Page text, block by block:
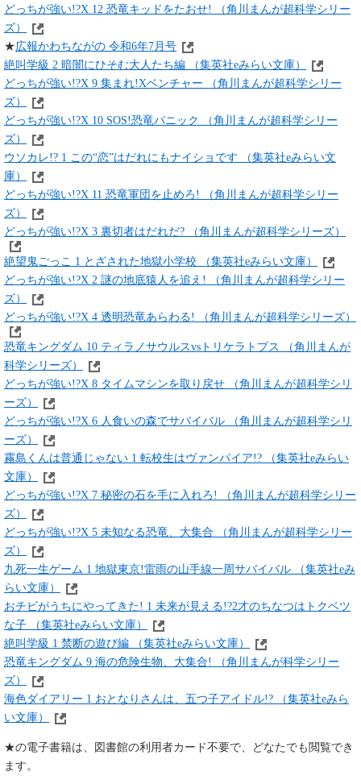
どっちが強い!?X 12 恐竜キッドをたおせ! （角川まんが超科学シリー
ズ）
★広報かわちながの 令和6年7月号
絶叫学級 2 暗闇にひそむ大人たち編 （集英社eみらい文庫）
どっちが強い!?X 9 集まれ!Xベンチャー （角川まんが超科学シリー
ズ）
どっちが強い!?X 10 SOS!恐竜パニック （角川まんが超科学シリー
ズ）
ウソカレ!? 1 この“恋”はだれにもナイショです （集英社eみらい文
庫）
どっちが強い!?X 11 恐竜軍団を止めろ! （角川まんが超科学シリー
ズ）
どっちが強い!?X 3 裏切者はだれだ? （角川まんが超科学シリーズ）
絶望鬼ごっこ 1 とざされた地獄小学校 （集英社eみらい文庫）
どっちが強い!?X 2 謎の地底猿人を追え! （角川まんが超科学シリー
ズ）
どっちが強い!?X 4 透明恐竜あらわる! （角川まんが超科学シリーズ）
恐竜キングダム 10 ティラノサウルスvsトリケラトプス （角川まんが
科学シリーズ）
どっちが強い!?X 8 タイムマシンを取り戻せ （角川まんが超科学シリ
ーズ）
どっちが強い!?X 6 人食いの森でサバイバル （角川まんが超科学シリ
ーズ）
霧島くんは普通じゃない 1 転校生はヴァンパイア!? （集英社eみらい
文庫）
どっちが強い!?X 7 秘密の石を手に入れろ! （角川まんが超科学シリー
ズ）
どっちが強い!?X 5 未知なる恐竜、大集合 （角川まんが超科学シリー
ズ）
九死一生ゲーム 1 地獄東京!雷雨の山手線一周サバイバル （集英社eみ
らい文庫）
おチビがうちにやってきた! 1 未来が見える!?2才のちなつはトクベツ
な子 （集英社eみらい文庫）
絶叫学級 1 禁断の遊び編 （集英社eみらい文庫）
恐竜キングダム 9 海の危険生物、大集合! （角川まんが科学シリー
ズ）
海色ダイアリー 1 おとなりさんは、五つ子アイドル!? （集英社eみら
い文庫）
★の電子書籍は、図書館の利用者カード不要で、どなたでも閲覧でき
ます。